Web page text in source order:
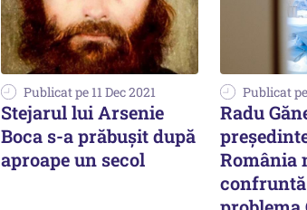
Publicat pe 11 Dec 2021
Stejarul lui Arsenie
Boca s-a prăbușit după
aproape un secol
Publicat
Radu
România